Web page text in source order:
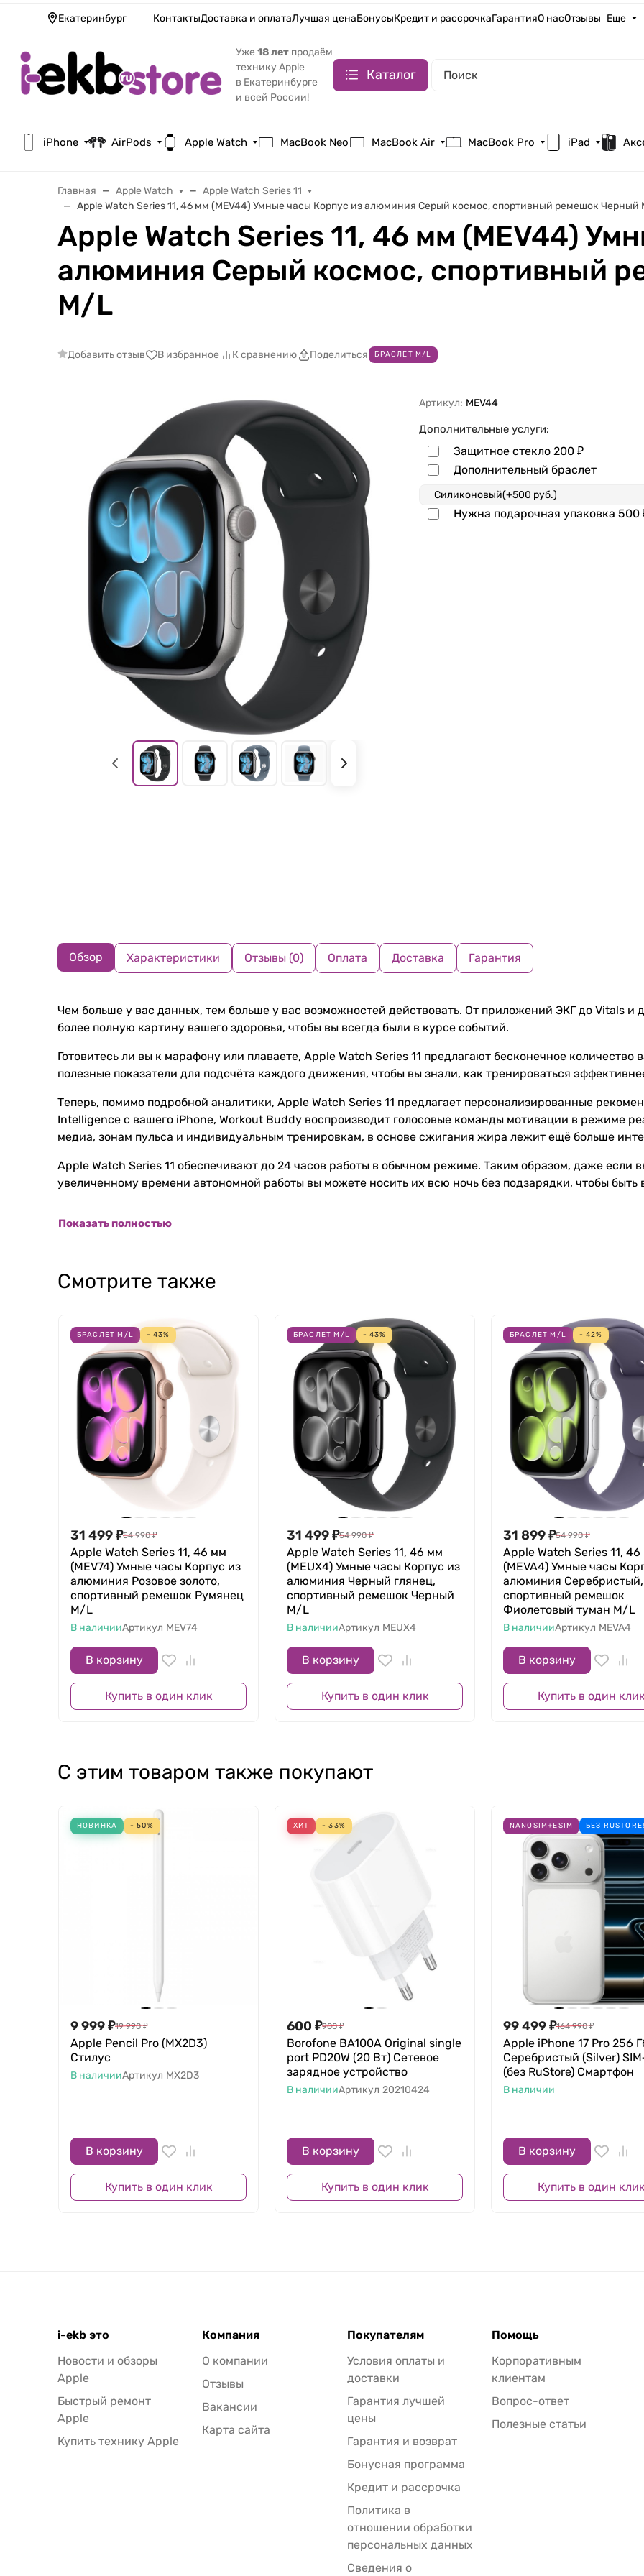
Екатеринбург КонтактыДоставка и оплатаЛучшая ценаБонусыКредит и рассрочкаГарантияО насОтзывы Еще
Уже 18 лет продаём
технику Apple
в Екатеринбурге
и всей России!
Каталог
iPhone AirPods Apple Watch MacBook Neo MacBook Air MacBook Pro iPad
Главная Apple Watch
Apple Watch Series 11
Apple Watch Series 11, 46 мм (MEV44) Умные часы Корпус из алюминия Серый космос, спортивный ремешок Черный
Apple Watch Series 11, 46 мм (MEV44)
алюминия Серый космос, спортивный
M/L
Добавить отзыв В избранное К сравнению Поделиться БРАСЛЕТ M/L
Артикул: MEV44
Дополнительные услуги:
Защитное стекло200₽
Дополнительный браслет
Нужна подарочная упаковка500
Обзор Характеристики Отзывы (0) Оплата Доставка Гарантия
Чем больше у вас данных, тем больше у вас возможностей действовать. От приложений ЭКГ до Vitals и
более полную картину вашего здоровья, чтобы вы всегда были в курсе событий.
Готовитесь ли вы к марафону или плаваете, Apple Watch Series 11 предлагают бесконечное
полезные показатели для подсчёта каждого движения, чтобы вы знали, как тренироваться
Теперь, помимо подробной аналитики, Apple Watch Series 11 предлагает персонализированные
Intelligence с вашего iPhone, Workout Buddy воспроизводит голосовые команды мотивации в режиме
медиа, зонам пульса и индивидуальным тренировкам, в основе сжигания жира лежит ещё больше
Apple Watch Series 11 обеспечивают до 24 часов работы в обычном режиме. Таким образом, даже если
увеличенному времени автономной работы вы можете носить их всю ночь без подзарядки, чтобы
Показать полностью
Смотрите также
БРАСЛЕТ M/L - 43%
31 499₽54 990 ₽
Apple Watch Series 11, 46 мм
(MEV74) Умные часы Корпус из
алюминия Розовое золото,
спортивный ремешок Румянец
M/L
В наличииАртикул MEV74
В корзину
Купить в один клик
БРАСЛЕТ M/L - 43%
31 499₽54 990 ₽
Apple Watch Series 11, 46 мм
(MEUX4) Умные часы Корпус из
алюминия Черный глянец,
спортивный ремешок Черный
M/L
В наличииАртикул MEUX4
В корзину
Купить в один клик
БРАСЛЕТ M/L - 42%
31 899₽54 990 ₽
Apple Watch Series 11,
(MEVA4) Умные часы
алюминия Серебристый,
спортивный ремешок
Фиолетовый туман M/L
В наличииАртикул MEVA4
В корзину
Купить в один клик
С этим товаром также покупают
НОВИНКА - 50%
9 999₽19 990 ₽
Apple Pencil Pro (MX2D3)
Стилус
В наличииАртикул MX2D3
В корзину
Купить в один клик
ХИТ - 33%
600 ₽900 ₽
Borofone BA100A Original single
port PD20W (20 Вт) Сетевое
зарядное устройство
В наличииАртикул 20210424
В корзину
Купить в один клик
NANOSIM+ESIM БЕЗ RUSTORE!
99 499₽164 990 ₽
Apple iPhone 17 Pro 256
Серебристый (Silver)
(без RuStore) Смартфон
В наличии
В корзину
Купить в один клик
i-ekb это
Новости и обзоры
Apple
Быстрый ремонт
Apple
Купить технику Apple
Компания
О компании
Отзывы
Вакансии
Карта сайта
Покупателям
Условия оплаты и
доставки
Гарантия лучшей
цены
Гарантия и возврат
Бонусная программа
Кредит и рассрочка
Политика в
отношении обработки
персональных данных
Сведения о
Помощь
Корпоративным
клиентам
Вопрос-ответ
Полезные статьи